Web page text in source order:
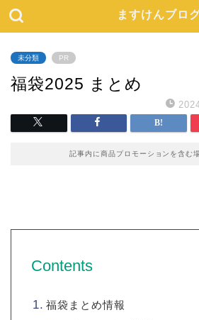
ますけんブロ
未分類 PR
福袋2025 まとめ
記事内に商品プロモーションを含む
Contents
福袋まとめ情報